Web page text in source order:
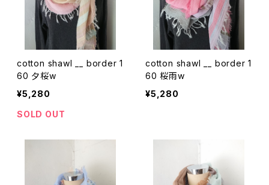
cotton shawl __ border 1
60 夕桜w
¥5,280
SOLD OUT
cotton shawl __ border 1
60 桜雨w
¥5,280